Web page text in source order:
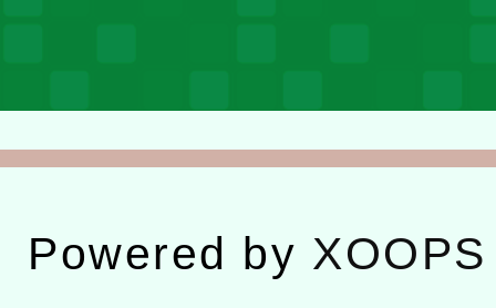
Powered by XOOPS